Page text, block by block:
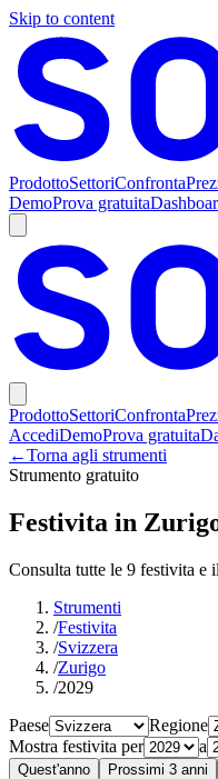
Skip to content
ProdottoSettoriConfronta
DemoProva gratuita
ProdottoSettoriConfronta
AccediDemoProva gratuita
←Torna agli strumenti
Strumento gratuito
Festivita in
Consulta tutte le 9 festivita e
Strumenti
/Festivita
/Svizzera
/Zurigo
/2029
Paese
Regione
Mostra festivita per
a
Quest'anno Prossimi 3 anni